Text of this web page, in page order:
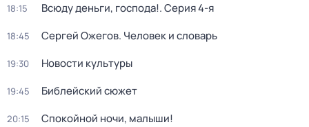
18:15 Всюду деньги, господа!. Серия 4-я
18:45 Сергей Ожегов. Человек и словарь
19:30 Новости культуры
19:45 Библейский сюжет
20:15 Спокойной ночи, малыши!